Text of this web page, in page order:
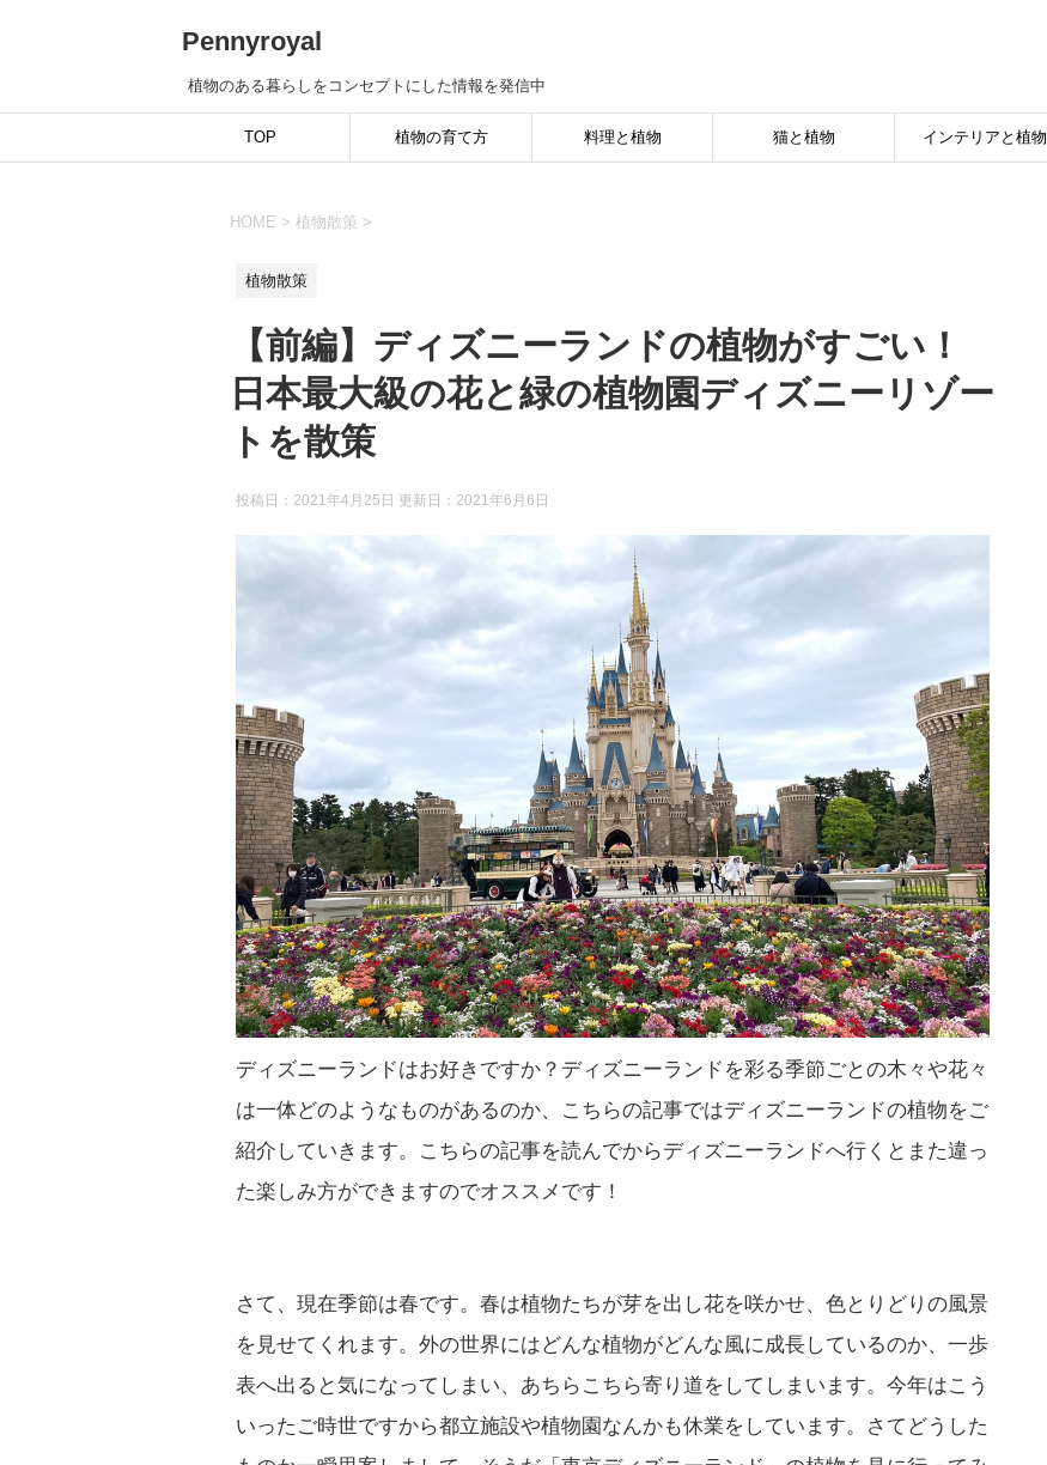
Pennyroyal
植物のある暮らしをコンセプトにした情報を発信中
TOP 植物の育て方 料理と植物 猫と植物 インテリアと植物
HOME > 植物散策 >
植物散策
【前編】ディズニーランドの植物がすごい！
日本最大級の花と緑の植物園ディズニーリゾー
トを散策
投稿日：2021年4月25日 更新日： 2021年6月6日
ディズニーランドはお好きですか？ディズニーランドを彩る季節ごとの木々や花々
は一体どのようなものがあるのか、こちらの記事ではディズニーランドの植物をご
紹介していきます。こちらの記事を読んでからディズニーランドへ行くとまた違っ
た楽しみ方ができますのでオススメです！
さて、現在季節は春です。春は植物たちが芽を出し花を咲かせ、色とりどりの風景
を見せてくれます。外の世界にはどんな植物がどんな風に成長しているのか、一歩
表へ出ると気になってしまい、あちらこちら寄り道をしてしまいます。今年はこう
いったご時世ですから都立施設や植物園なんかも休業をしています。さてどうした